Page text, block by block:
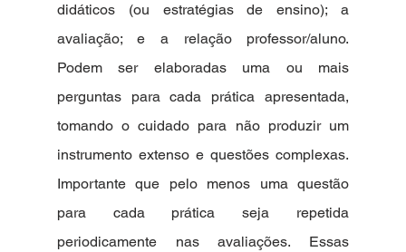
didáticos (ou estratégias de ensino); a
avaliação; e a relação professor/aluno.
Podem ser elaboradas uma ou mais
perguntas para cada prática apresentada,
tomando o cuidado para não produzir um
instrumento extenso e questões complexas.
Importante que pelo menos uma questão
para cada prática seja repetida
periodicamente nas avaliações. Essas